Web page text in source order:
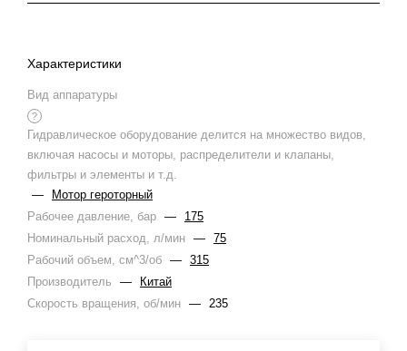
Характеристики
Вид аппаратуры
?
Гидравлическое оборудование делится на множество видов,
включая насосы и моторы, распределители и клапаны,
фильтры и элементы и т.д.
—
Мотор героторный
Рабочее давление, бар —
175
Номинальный расход, л/мин — 75
Рабочий объем, см^3/об — 315
Производитель
—
Китай
Скорость вращения, об/мин — 235